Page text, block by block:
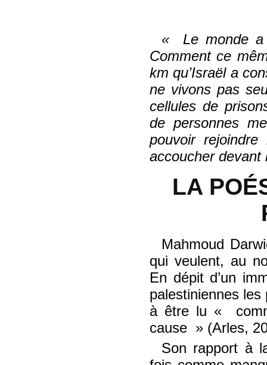
Le monde a
Comment ce
km qu’Israël a
ne vivons pas
cellules de
de personnes
pouvoir
accoucher
LA
Mahmoud
qui veulent, au
En dépit d’un
palestiniennes
à être lu
cause
(Arles,
Son rapport à